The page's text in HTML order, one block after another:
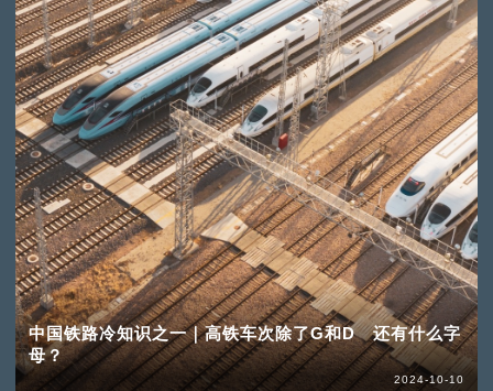
中国铁路冷知识之一｜高铁车次除了G和D 还有什么字
母？
2024-10-10